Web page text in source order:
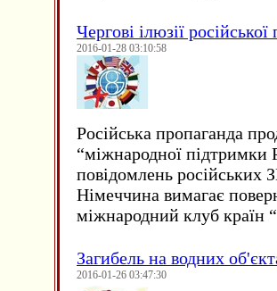
Чергові ілюзії
2016-01-28 03:10:58
Російська пропаганда
“міжнародної підтримки
повідомлень російських
Німеччина вимагає
міжнародний клуб країн
Загибель на водних
2016-01-26 03:47:30